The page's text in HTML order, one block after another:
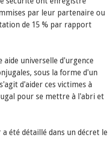
par leur partenaire ou
de 15 % par rapport
aide universelle d'urgence
sous la forme d'un
d'aider ces victimes à
pour se mettre à l'abri et
été détaillé dans un décret le